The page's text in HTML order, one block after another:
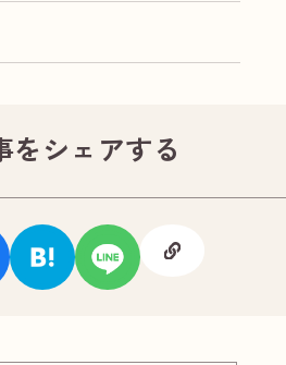
をシェアする